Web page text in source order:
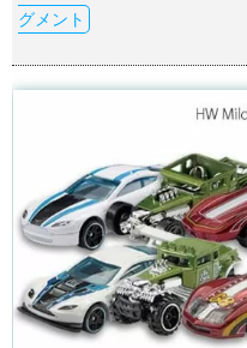
グメント